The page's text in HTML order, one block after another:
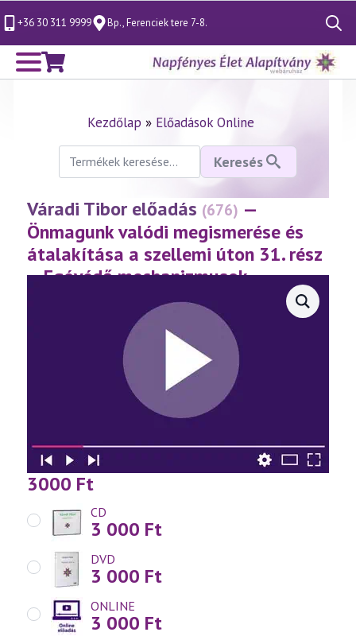
+36 30 311 9999 Bp., Ferenciek tere 7-8.
Search
for:
Kezdőlap » Előadások Online
Keresés
következőre:
Keresés
Váradi Tibor előadás (676) —
Önmagunk valódi megismerése és
átalakítása a szellemi úton 31. rész
– Egóvédő mechanizmusok
3000 Ft
CD
3 000 Ft
DVD
3 000 Ft
ONLINE
3 000 Ft